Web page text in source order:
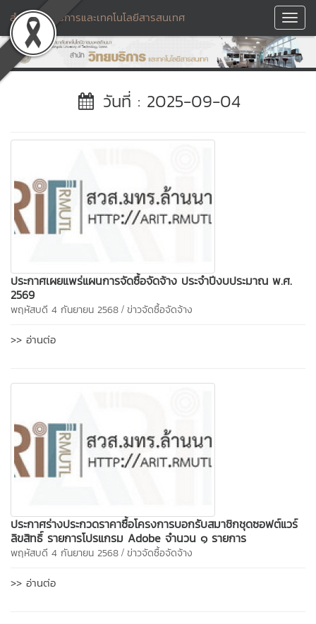
สำนักวิทยบริการและเทคโนโลยีสารสนเทศ
วันที่ : 2025-09-04
ประกาศเผยแพร่แผนการจัดซื้อจัดจ้าง ประจำปีงบประมาณ พ.ศ.
2569
พฤหัสบดี 4 กันยายน 2568 / ข่าวจัดซื้อจัดจ้าง
>> อ่านต่อ
ประกาศร่างประกวดราคาซื้อโครงการบอกรับสมาชิกชุดซอฟต์แวร์
ลิขสิทธิ์ รายการโปรแกรม Adobe จำนวน ๑ รายการ
พฤหัสบดี 4 กันยายน 2568 / ข่าวจัดซื้อจัดจ้าง
>> อ่านต่อ